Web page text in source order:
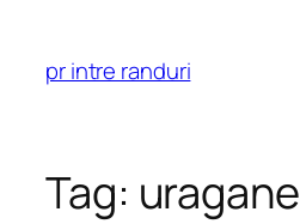
content
pr intre randuri
Tag: uragane